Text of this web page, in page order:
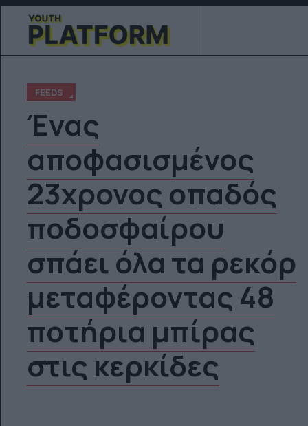
FEEDS
Ένας
αποφασισμένος
23χρονος οπαδός
ποδοσφαίρου
σπάει όλα τα ρεκόρ
μεταφέροντας 48
ποτήρια μπίρας
στις κερκίδες